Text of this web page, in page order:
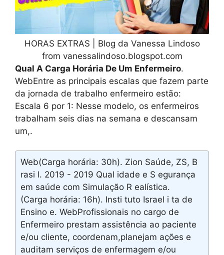
HORAS EXTRAS | Blog da Vanessa Lindoso
from vanessalindoso.blogspot.com
Qual A Carga Horária De Um Enfermeiro.
WebEntre as principais escalas que fazem parte
da jornada de trabalho enfermeiro estão:
Escala 6 por 1: Nesse modelo, os enfermeiros
trabalham seis dias na semana e descansam
um,.
Web(Carga horária: 30h). Zion Saúde, ZS, B
rasi l. 2019 - 2019 Qual idade e S egurança
em saúde com Simulação R ealística.
(Carga horária: 16h). Insti tuto Israel i ta de
Ensino e. WebProfissionais no cargo de
Enfermeiro prestam assistência ao paciente
e/ou cliente, coordenam,planejam ações e
auditam serviços de enfermagem e/ou